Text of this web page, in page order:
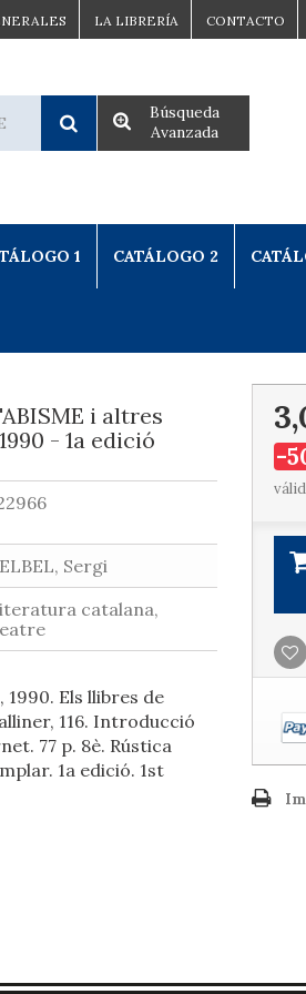
CONTACTO
LA LIBRERÍA
Búsqueda
Avanzada
1 CATÁLOGO 2
i altres
- 1a edició
Sergi
catalana,
1990. Els llibres de
116. Introducció
77 p. 8è. Rústica
1a edició. 1st
-